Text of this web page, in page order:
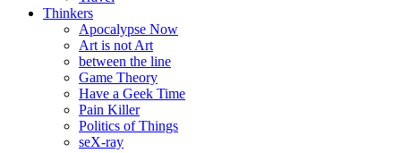
Thinkers
Apocalypse Now
Art is not Art
between the line
Game Theory
Have a Geek Time
Pain Killer
Politics of Things
seX-ray